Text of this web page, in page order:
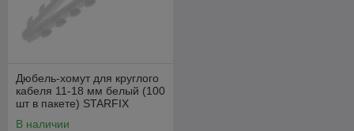
Дюбель-хомут для круглого
кабеля 11-18 мм белый (100
шт в пакете) STARFIX
В наличии